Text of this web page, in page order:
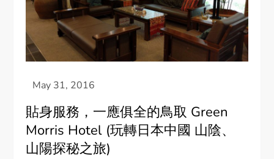
貼身服務，一應俱全的鳥取 Green
Morris Hotel (玩轉日本中國 山陰、
山陽探秘之旅)